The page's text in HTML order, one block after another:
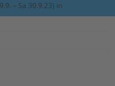
– Sa 30.9.23) in
in Schifferstadt